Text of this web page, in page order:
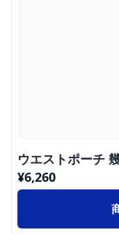
ウエストポーチ
¥6,260